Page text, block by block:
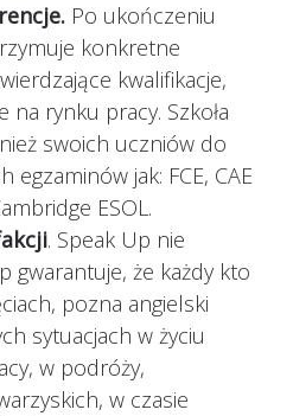
Po ukończeniu
konkretne
kwalifikacje,
rynku pracy. Szkoła
swoich uczniów do
egzaminów jak: FCE, CAE
ESOL.
. Speak Up nie
gwarantuje, że każdy kto
pozna angielski
sytuacjach w życiu
w podróży,
w czasie